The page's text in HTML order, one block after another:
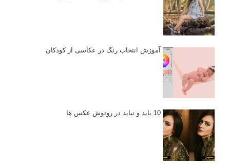
آموزش انتخاب رنگ در عکاسی از کودکان
10 باید و نباید در روتوش عکس ها